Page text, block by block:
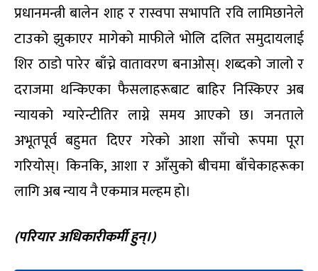
प्रधानमन्त्री बालेन शाह र रास्वपा सभापति रवि लामिछानेले
टाउको झुकाएर मागेको माफीले भोलि दलित समुदायलाई
शिर ठाडो पारेर बाँच्ने वातावरण बनाओस्। शब्दको जालो र
दराजमा थन्किएका फैसलाहरूबाट बाहिर निस्किएर अब
न्यायको ग्यारेन्टीतिर लाग्ने समय आएको छ। जनताले
अभूतपूर्व बहुमत दिएर गरेको आशा साँचो रूपमा पूरा
गरियोस्। किनकि, आशा र आँसुको बीचमा बाँचेकाहरूका
लागि अब न्याय नै एकमात्र मल्हम हो।
(परियार अधिकारीकर्मी हुन्।)